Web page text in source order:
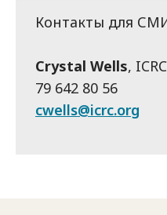
Контакты для
Crystal Wells,
79 642 80 56
cwells@icrc.org